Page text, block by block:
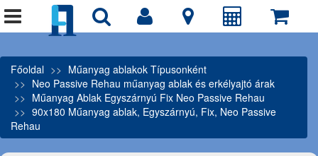
Főoldal
Műanyag ablakok Típusonként
Neo Passive Rehau műanyag ablak és erkélyajtó árak
Műanyag Ablak Egyszárnyú Fix Neo Passive Rehau
90x180 Műanyag ablak, Egyszárnyú, Fix, Neo Passive
Rehau